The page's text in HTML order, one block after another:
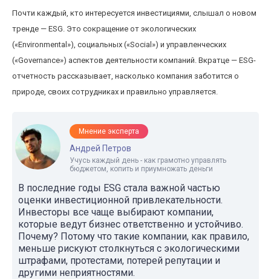
Почти каждый, кто интересуется инвестициями, слышал о новом
тренде — ESG. Это сокращение от экологических
(«Environmental»), социальных («Social») и управленческих
(«Governance») аспектов деятельности компаний. Вкратце — ESG-
отчетность рассказывает, насколько компания заботится о
природе, своих сотрудниках и правильно управляется.
Мнение эксперта
Андрей Петров
Учусь каждый день - как грамотно управлять
бюджетом, копить и приумножать деньги
В последние годы ESG стала важной частью
оценки инвестиционной привлекательности.
Инвесторы все чаще выбирают компании,
которые ведут бизнес ответственно и устойчиво.
Почему? Потому что такие компании, как правило,
меньше рискуют столкнуться с экологическими
штрафами, протестами, потерей репутации и
другими неприятностями.